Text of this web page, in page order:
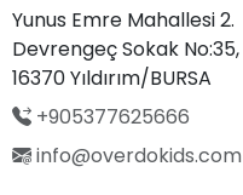
Yunus Emre Mahallesi 2.
Devrengeç Sokak No:35,
16370 Yıldırım/BURSA
+905377625666
info@overdokids.com